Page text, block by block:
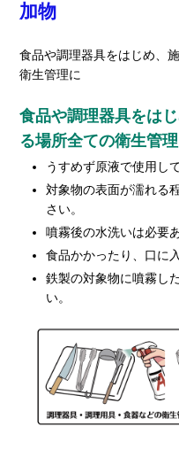
加物
食品や調理器具をはじめ、
衛生管理に
食品や調理器具をは
る場所全ての衛生管
うすめず原液で使用し
対象物の表面が濡れる
さい。
噴霧後の水洗いは必要
食品かかったり、口に
鉄製の対象物に噴霧し
い。